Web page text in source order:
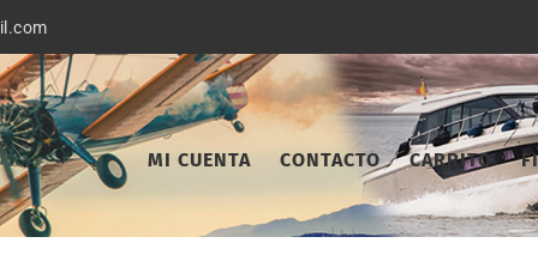
MI CUENTA CONTACTO CARRITO